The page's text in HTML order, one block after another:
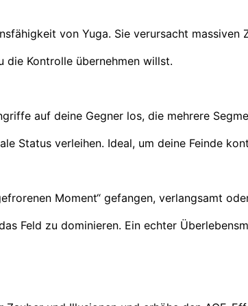
von Yuga. Sie verursacht massiven
die Kontrolle übernehmen willst.
auf deine Gegner los, die mehrere
Status verleihen. Ideal, um deine Feinde
Moment“ gefangen, verlangsamt
Feld zu dominieren. Ein echter